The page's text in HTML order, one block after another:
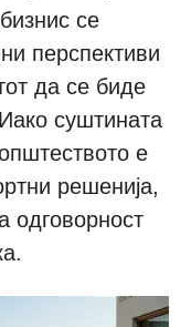
се
перспективи
да се биде
суштината
е
решенија,
одговорност